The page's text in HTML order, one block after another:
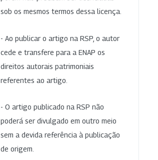
sob os mesmos termos dessa licença.
- Ao publicar o artigo na RSP, o autor
cede e transfere para a ENAP os
direitos autorais patrimoniais
referentes ao artigo.
- O artigo publicado na RSP não
poderá ser divulgado em outro meio
sem a devida referência à publicação
de origem.